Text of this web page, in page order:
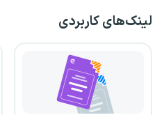
لینک‌های کاربردی